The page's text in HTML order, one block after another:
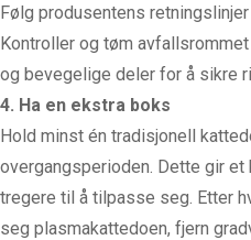
Følg produsentens
Kontroller og tøm
og bevegelige deler for å sikre
4. Ha en ekstra boks
Hold minst én tradisjonell
overgangsperioden. Dette gir
tregere til å tilpasse seg. Etter
seg plasmakattedoen, fjern